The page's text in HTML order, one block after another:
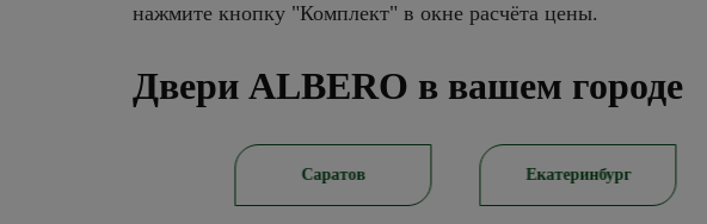
нажмите кнопку "Комплект" в окне расчёта цены.
Двери ALBERO в вашем городе
Саратов Екатеринбург